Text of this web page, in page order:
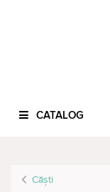
CATALOG
Căşti